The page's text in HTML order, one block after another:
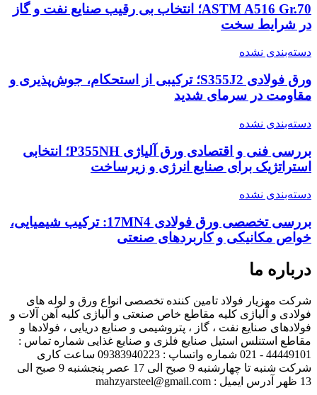
ASTM A516 Gr.70؛ انتخاب بی رقیب صنایع نفت و گاز
در شرایط سخت
دسته‌بندی نشده
ورق فولادی S355J2؛ ترکیبی از استحکام، جوش‌پذیری و
مقاومت در سرمای شدید
دسته‌بندی نشده
بررسی فنی و اقتصادی ورق آلیاژی P355NH؛ انتخابی
استراتژیک برای صنایع انرژی و زیرساخت
دسته‌بندی نشده
بررسی تخصصی ورق فولادی 17MN4: ترکیب شیمیایی،
خواص مکانیکی و کاربردهای صنعتی
درباره ما
شرکت مهزیار فولاد تامین کننده تخصصی انواع ورق و لوله های
فولادی و آلیاژی کلیه مقاطع خاص صنعتی و آلیاژی کلیه آهن آلات و
فولادهای صنایع نفت ، گاز ، پتروشیمی و صنایع دریایی ، فولادها و
مقاطع استنلس استیل صنایع فلزی و صنایع غذایی شماره تماس :
44449101 - 021 شماره واتساپ : 09383940223 ساعت کاری
شرکت شنبه تا چهارشنبه 9 صبح الی 17 عصر پنجشنبه 9 صبح الی
13 ظهر آدرس ایمیل : mahzyarsteel@gmail.com